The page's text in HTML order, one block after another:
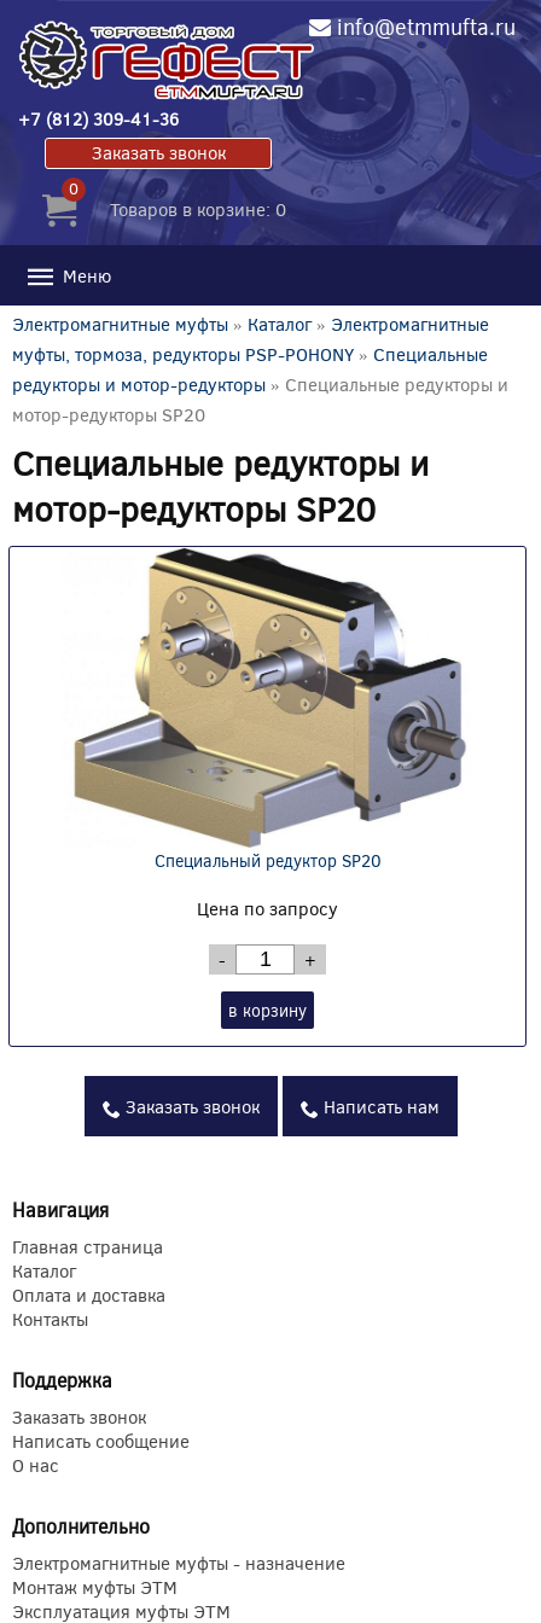
info@etmmufta.ru
+7 (812) 309-41-36
Заказать звонок
0
Товаров в корзине: 0
Меню
Электромагнитные муфты » Каталог» Электромагнитные
муфты, тормоза, редукторы PSP-POHONY » Специальные
редукторы и мотор-редукторы » Специальные редукторы и
мотор-редукторы SP20
Специальные редукторы и
мотор-редукторы SP20
Специальный редуктор SP20
Цена по запросу
- +
в корзину
Заказать звонок Написать нам
Навигация
Главная страница
Каталог
Оплата и доставка
Контакты
Поддержка
Заказать звонок
Написать сообщение
О нас
Дополнительно
Электромагнитные муфты - назначение
Монтаж муфты ЭТМ
Эксплуатация муфты ЭТМ